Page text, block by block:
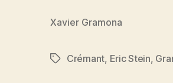
Xavier Gramona
Etiketter
Crémant, Eric Stein,